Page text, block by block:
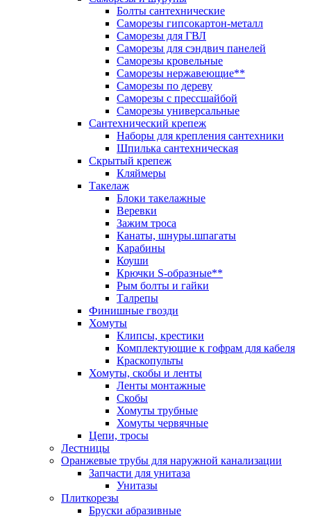
Болты сантехнические
Саморезы гипсокартон-металл
Саморезы для ГВЛ
Саморезы для сэндвич панелей
Саморезы кровельные
Саморезы нержавеющие**
Саморезы по дереву
Саморезы с прессшайбой
Саморезы универсальные
Сантехнический крепеж
Наборы для крепления сантехники
Шпилька сантехническая
Скрытый крепеж
Кляймеры
Такелаж
Блоки такелажные
Веревки
Зажим троса
Канаты, шнуры.шпагаты
Карабины
Коуши
Крючки S-образные**
Рым болты и гайки
Талрепы
Финишные гвозди
Хомуты
Клипсы, крестики
Комплектующие к гофрам для кабеля
Краскопульты
Хомуты, скобы и ленты
Ленты монтажные
Скобы
Хомуты трубные
Хомуты червячные
Цепи, тросы
Лестницы
Оранжевые трубы для наружной канализации
Запчасти для унитаза
Унитазы
Плиткорезы
Бруски абразивные